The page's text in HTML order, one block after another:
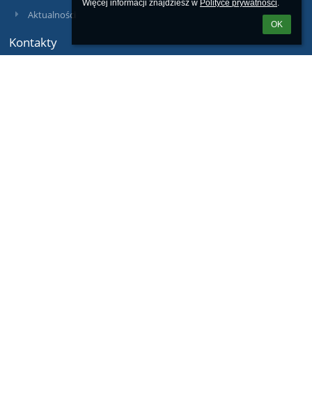
Więcej informacji znajdziesz w Polityce prywatności.
OK
Aktualności
Kontakty